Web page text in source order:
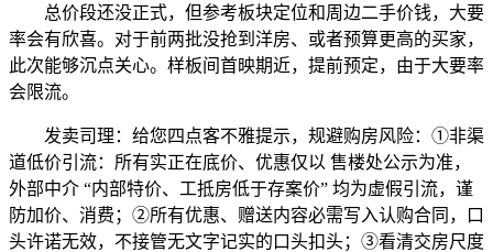
总价段还没正式，但参考板块定位和周边二手价钱，大要
率会有欣喜。对于前两批没抢到洋房、或者预算更高的买家，
此次能够沉点关心。样板间首映期近，提前预定，由于大要率
会限流。
发卖司理：给您四点客不雅提示，规避购房风险：①非渠
道低价引流：所有实正在底价、优惠仅以 售楼处公示为准，
外部中介 “内部特价、工抵房低于存案价” 均为虚假引流，谨
防加价、消费；②所有优惠、赠送内容必需写入认购合同，口
头许诺无效，不接管无文字记实的口头扣头；③看清交房尺度